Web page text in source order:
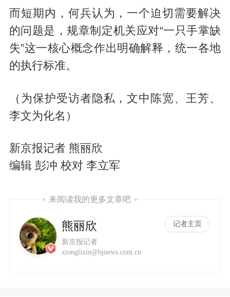
而短期内，何兵认为，一个迫切需要解决
的问题是，规章制定机关应对“一只手掌缺
失”这一核心概念作出明确解释，统一各地
的执行标准。
（为保护受访者隐私，文中陈宽、王芳、
李文为化名）
新京报记者 熊丽欣
编辑 彭冲 校对 李立军
来阅读我的更多文章吧
熊丽欣
新京报记者
记者主页
xionglixin@bjnews.com.cn